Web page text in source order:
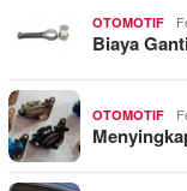
OTOMOTIF
Biaya
OTOMOTIF